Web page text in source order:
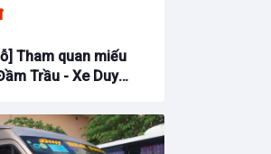
Tham quan miếu
Trầu - Xe Duy